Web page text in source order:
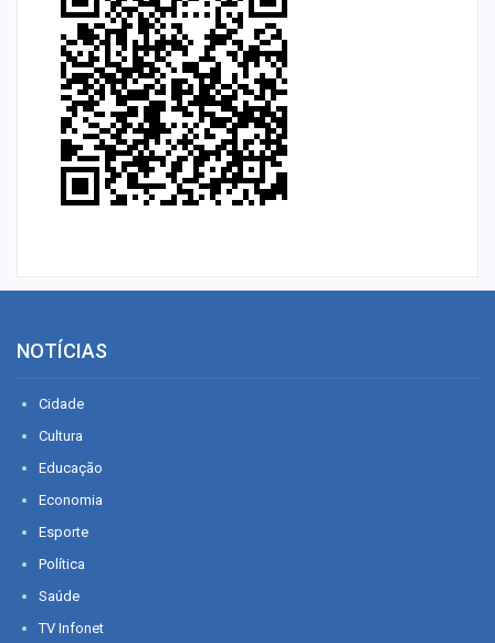
NOTÍCIAS
Cidade
Cultura
Educação
Economia
Esporte
Política
Saúde
TV Infonet